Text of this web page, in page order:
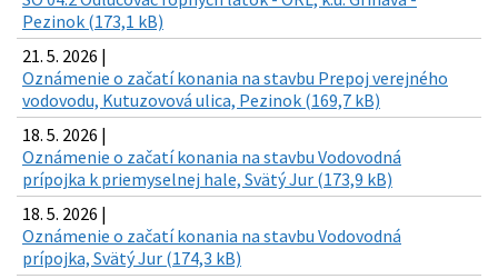
Pezinok (173,1 kB)
21. 5. 2026 |
Oznámenie o začatí konania na stavbu Prepoj verejného
vodovodu, Kutuzovová ulica, Pezinok (169,7 kB)
18. 5. 2026 |
Oznámenie o začatí konania na stavbu Vodovodná
prípojka k priemyselnej hale, Svätý Jur (173,9 kB)
18. 5. 2026 |
Oznámenie o začatí konania na stavbu Vodovodná
prípojka, Svätý Jur (174,3 kB)